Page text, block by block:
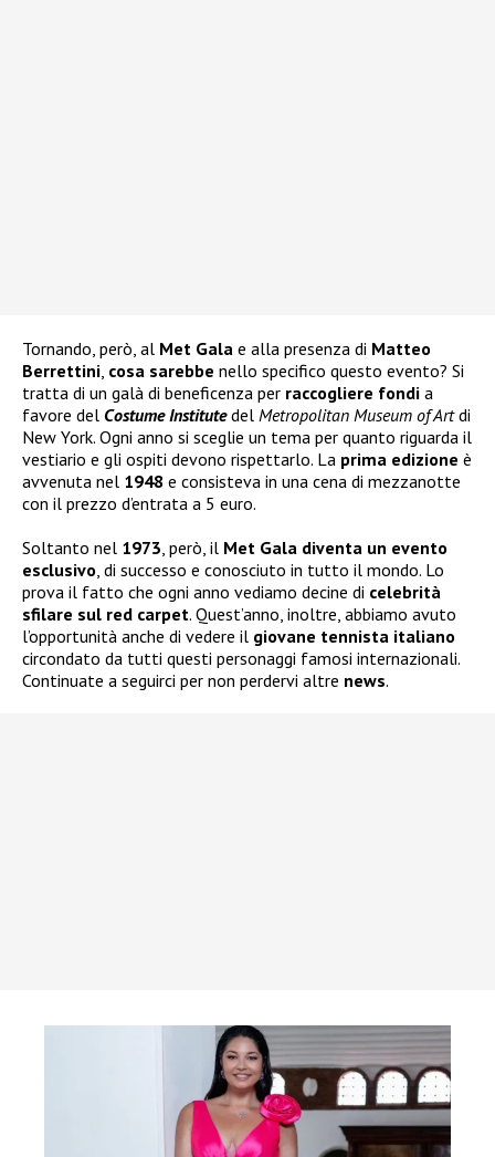
Tornando, però, al Met Gala e alla presenza di Matteo
Berrettini cosa sarebbe nello specifico questo evento? Si
tratta di un galà di beneficenza per raccogliere fondi a
favore del Costume Institutedel Metropolitan Museum of Artdi
New York. Ogni anno si sceglie un tema per quanto riguarda il
vestiario e gli ospiti devono rispettarlo. La prima edizione è
avvenuta nel 1948 e consisteva in una cena di mezzanotte
con il prezzo d’entrata a 5 euro.
Soltanto nel 1973 , però, il Met Gala diventa un evento
esclusivo , di successo e conosciuto in tutto il mondo. Lo
prova il fatto che ogni anno vediamo decine di celebrità
sfilare sul red carpet. Quest’anno, inoltre, abbiamo avuto
l’opportunità anche di vedere il giovane tennista italiano
circondato da tutti questi personaggi famosi internazionali.
Continuate a seguirci per non perdervi altre news.